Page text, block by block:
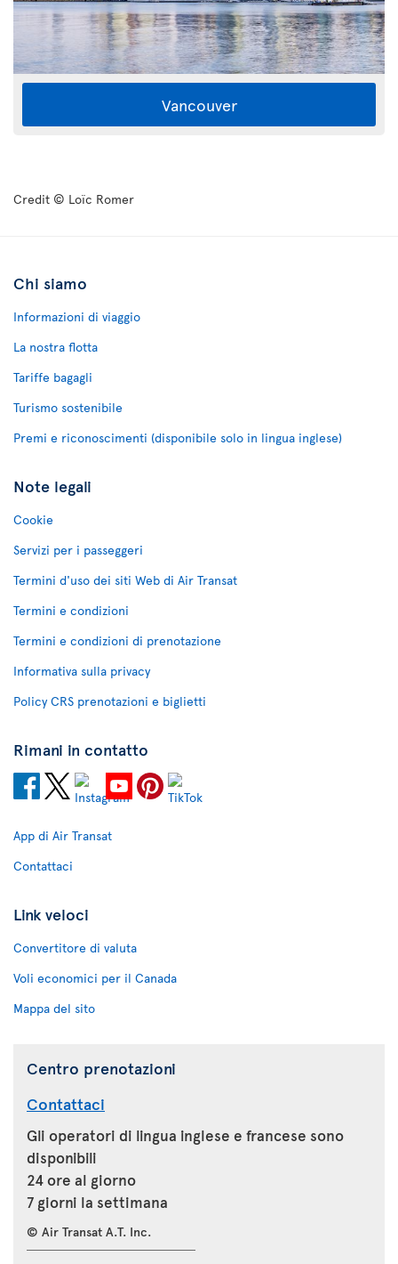
Vancouver
Credit © Loïc Romer
Chi siamo
Informazioni di viaggio
La nostra flotta
Tariffe bagagli
Turismo sostenibile
Premi e riconoscimenti (disponibile solo in lingua inglese)
Note legali
Cookie
Servizi per i passeggeri
Termini d'uso dei siti Web di Air Transat
Termini e condizioni
Termini e condizioni di prenotazione
Informativa sulla privacy
Policy CRS prenotazioni e biglietti
Rimani in contatto
App di Air Transat
Contattaci
Link veloci
Convertitore di valuta
Voli economici per il Canada
Mappa del sito
Centro prenotazioni
Contattaci
Gli operatori di lingua inglese e francese sono
disponibili
24 ore al giorno
7 giorni la settimana
© Air Transat A.T. Inc.